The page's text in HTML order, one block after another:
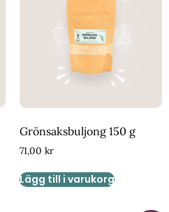
Grönsaksbuljong 150 g
71,00 kr
Lägg till i varukorg